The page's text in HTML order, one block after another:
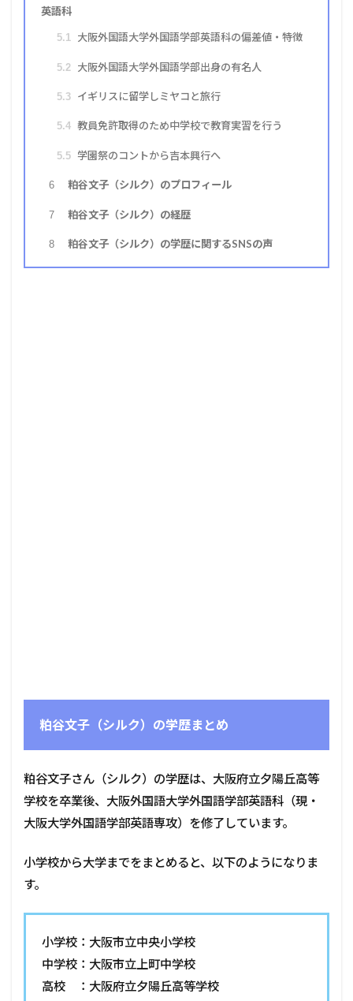
英語科
5.1 大阪外国語大学外国語学部英語科の偏差値・特徴
5.2 大阪外国語大学外国語学部出身の有名人
5.3 イギリスに留学しミヤコと旅行
5.4 教員免許取得のため中学校で教育実習を行う
5.5 学園祭のコントから吉本興行へ
6 粕谷文子（シルク）のプロフィール
7 粕谷文子（シルク）の経歴
8 粕谷文子（シルク）の学歴に関するSNSの声
粕谷文子（シルク）の学歴まとめ
粕谷文子さん（シルク）の学歴は、大阪府立夕陽丘高等
学校を卒業後、大阪外国語大学外国語学部英語科（現・
大阪大学外国語学部英語専攻）を修了しています。
小学校から大学までをまとめると、以下のようになりま
す。
小学校：大阪市立中央小学校
中学校：大阪市立上町中学校
高校 ：大阪府立夕陽丘高等学校